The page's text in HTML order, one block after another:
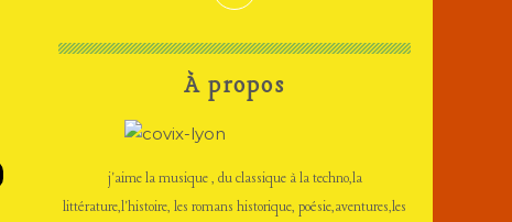
À propos
j'aime la musique , du classique à la techno,la
littérature,l'histoire, les romans historique, poésie,aventures,les